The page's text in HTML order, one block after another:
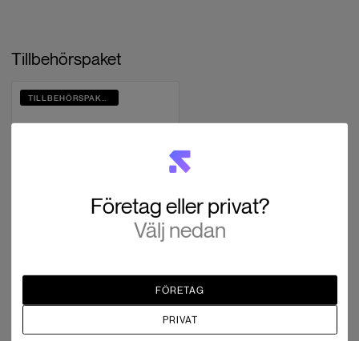
Tillbehörspaket
TILLBEHÖRSPAKET
SEK 8,872
Företag eller privat?
Välj nedan
FÖRETAG
PRIVAT